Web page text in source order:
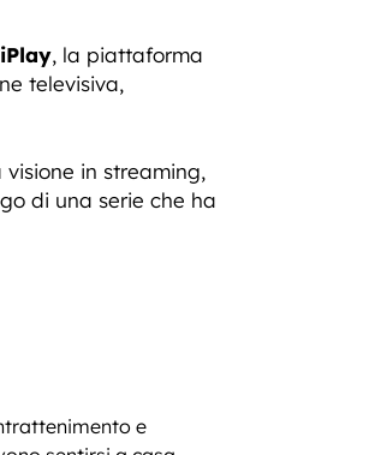
, la piattaforma
televisiva,
in streaming,
di una serie che ha
e